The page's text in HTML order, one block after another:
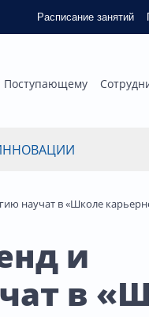
Расписание занятий
Поступающему
научат в «Школе
и
в